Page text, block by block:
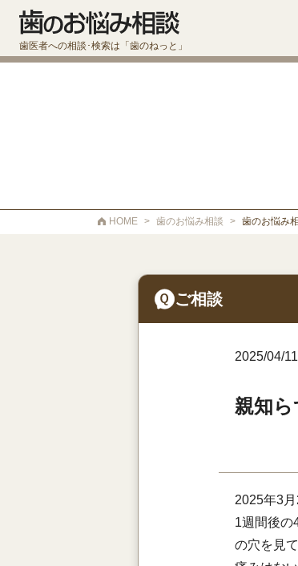
歯医者への相談･検索は「歯のねっと」
HOME > 歯のお悩み相談 > 歯のお悩み
ご相談
2025/04/11
親知ら
2025年3
1週間後の
の穴を見